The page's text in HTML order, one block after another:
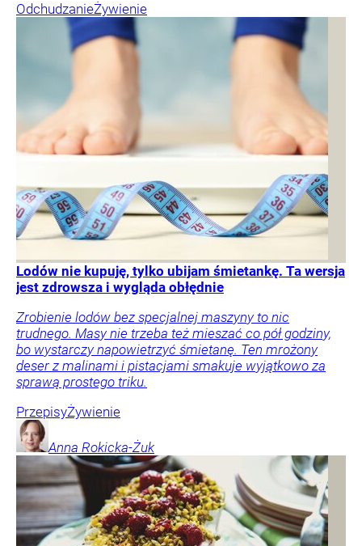
OdchudzanieŻywienie
Lodów nie kupuję, tylko ubijam śmietankę. Ta wersja
jest zdrowsza i wygląda obłędnie
Zrobienie lodów bez specjalnej maszyny to nic
trudnego. Masy nie trzeba też mieszać co pół godziny,
bo wystarczy napowietrzyć śmietanę. Ten mrożony
deser z malinami i pistacjami smakuje wyjątkowo za
sprawą prostego triku.
PrzepisyŻywienie
Anna Rokicka-Żuk